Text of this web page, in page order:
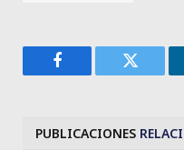
Facebook Twitter
PUBLICACIONES